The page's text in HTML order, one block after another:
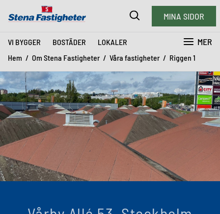
VI BYGGER BOSTÄDER LOKALER MER
MINA SIDOR
Hem Om Stena Fastigheter Våra fastigheter Riggen 1